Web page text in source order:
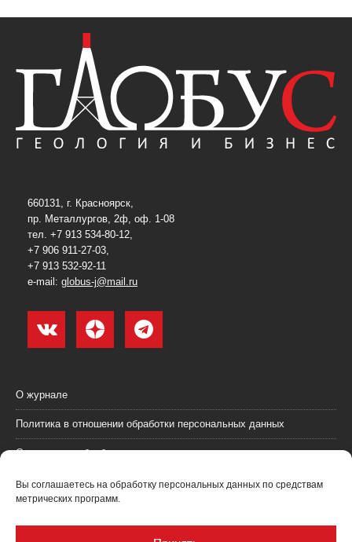
Вы соглашаетесь на обработку персональных данных по средствам
метрических программ.
660131, г. Красноярск,
пр. Металлургов, 2ф, оф. 1-08
тел. +7 913 534-80-12,
+7 906 911-27-03,
+7 913 532-92-11
e-mail: globus-j@mail.ru
О журнале
Политика в отношении обработки персональных данных
Согласие на обработку персональных данных
Пользовательское соглашение (оферта)